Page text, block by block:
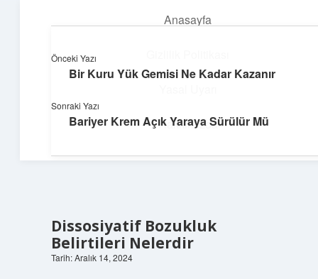
Anasayfa
Hakkımızda
Dijital dünyada keyifli bir macera!
Dissosiyatif Bozukluk
Belirtileri Nelerdir
Tarih: Aralık 14, 2024
Önceki Yazı
Bir Kuru Yük Gemisi Ne Kadar Kazanır
Sonraki Yazı
Bariyer Krem Açık Yaraya Sürülür Mü